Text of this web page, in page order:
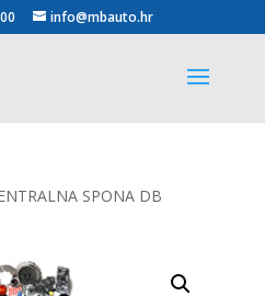
info@mbauto.hr
SPONA DB